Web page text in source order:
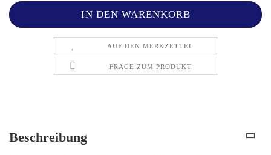
AUF DEN MERKZETTEL
FRAGE ZUM PRODUKT
Beschreibung